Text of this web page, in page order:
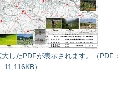
したPDFが表示されます。（PDF：
11,116KB）